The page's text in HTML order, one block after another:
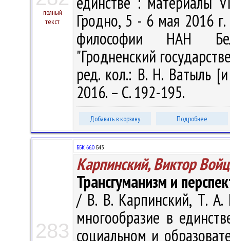
полный
текст
Гродно, 5 - 6 мая 2016
философии НАН
"Гродненский
ред. кол.: В. Н. Ватыль
2016. – С. 192-195.
Добавить в корзину Подробнее
283
ББК 66.0 Б43
Карпинский, Виктор
Трансгуманизм и
/ В. В. Карпинский, Т. А.
многообразие в
социальном и